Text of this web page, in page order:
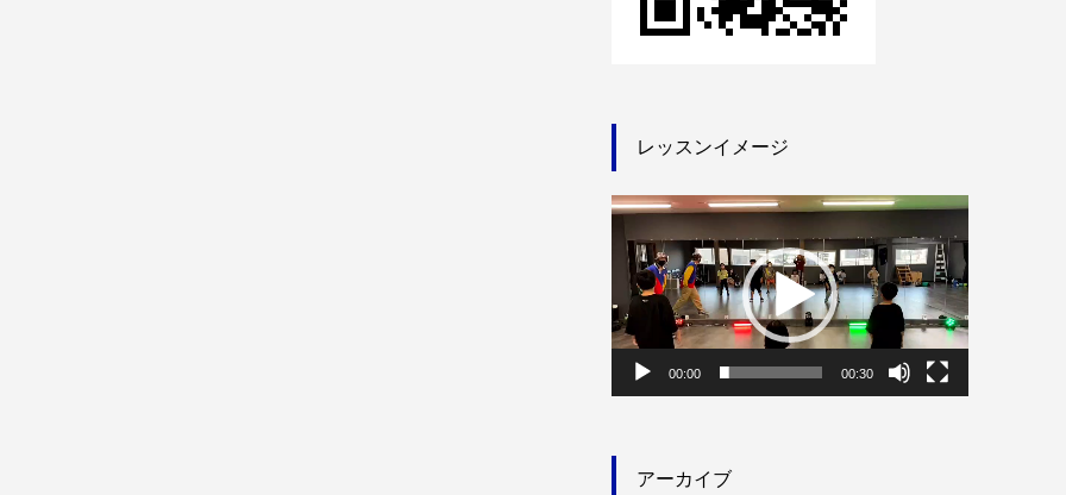
レッスンイメージ
動
ー
ヤ
00:00 00:30
アーカイブ